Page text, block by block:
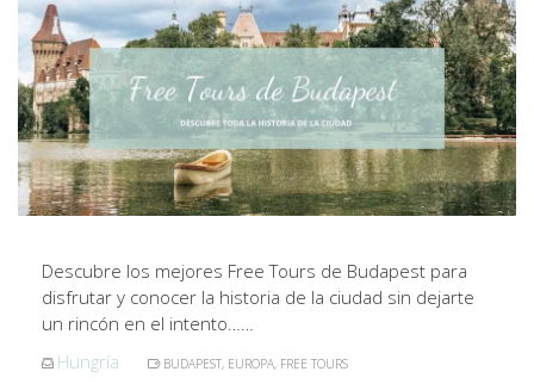
Descubre los mejores Free Tours de Budapest para
disfrutar y conocer la historia de la ciudad sin dejarte
un rincón en el intento……
Hungría
BUDAPEST, EUROPA, FREE TOURS